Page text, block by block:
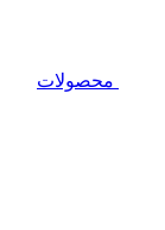
محصولات